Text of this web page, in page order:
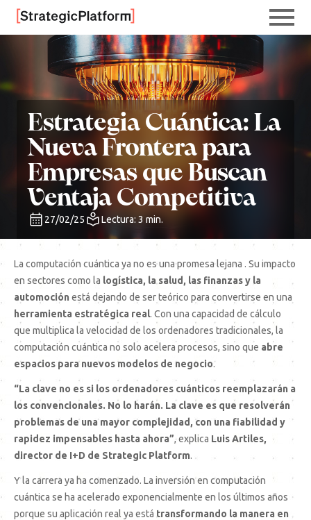
Estrategia Cuántica: La
Nueva Frontera para
Empresas que Buscan
Ventaja Competitiva
27/02/25 Lectura: 3 min.
La computación cuántica ya no es una promesa lejana . Su impacto
en sectores como la logística, la salud, las finanzas y la
automoción está dejando de ser teórico para convertirse en una
herramienta estratégica real. Con una capacidad de cálculo
que multiplica la velocidad de los ordenadores tradicionales, la
computación cuántica no solo acelera procesos, sino que abre
espacios para nuevos modelos de negocio.
“La clave no es si los ordenadores cuánticos reemplazarán a
los convencionales. No lo harán. La clave es que resolverán
problemas de una mayor complejidad, con una fiabilidad y
rapidez impensables hasta ahora”, explica Luis Artiles,
director de I+D de Strategic Platform.
Y la carrera ya ha comenzado. La inversión en computación
cuántica se ha acelerado exponencialmente en los últimos años
porque su aplicación real ya está transformando la manera en